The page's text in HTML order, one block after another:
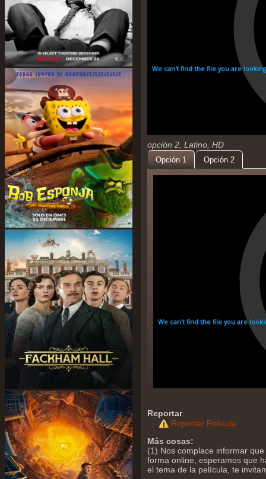
opción 2, Latino, HD
Opción 1 Opción 2
Reportar
Reportar Película
Más cosas:
(1) Nos complace informar
forma online, esperamos que
el tema de la película, te